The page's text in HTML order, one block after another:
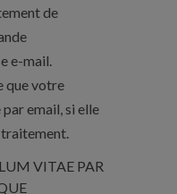
de
e-mail.
que votre
email, si elle
traitement.
VITAE PAR